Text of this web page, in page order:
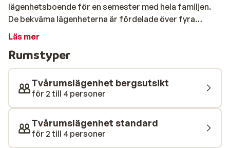
lägenhetsboende för en semester med hela familjen.
De bekväma lägenheterna är fördelade över fyra
byggnader (Caribou, Elan, Renne och Chamois).
pisten Violettes. Så på morgonen kan du börja din
första nedstigning direkt från bostaden, som leder dig
till Jeux- och Aynard-stolli varva ner i bastun. Roliga
aktiviteter anordnas även regelbundet för barnen.
Dessutom ligger Valmeiniers attraktiva centrum inom
gångavstånd från din lägenhet. I centrum hittar du olika
trevliga butiker, restauranger och mysiga barer.
Residenset erbjuder även två restauranger där du kan
Läs mer
Rumstyper
Tvårumslägenhet bergsutsikt
för 2 till 4 personer
Tvårumslägenhet standard
för 2 till 4 personer